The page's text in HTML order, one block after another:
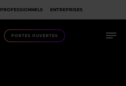
PROFESSIONNELS ENTREPRISES
PORTES OUVERTES